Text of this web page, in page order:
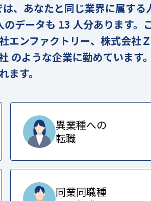
、あなたと同じ業界に属する
データも 13 人分あります。
ンファクトリー、株式会社
のような企業に勤めています
す。
異業種への
転職
同業同職種